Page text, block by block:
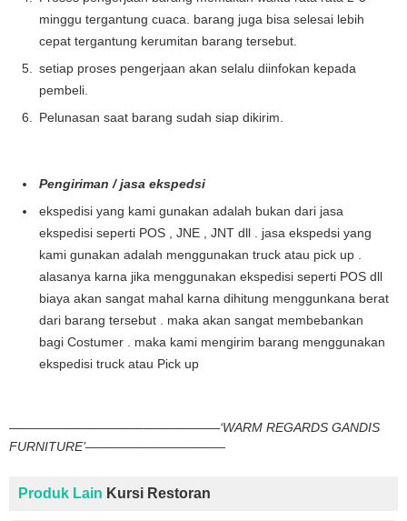
minggu tergantung cuaca. barang juga bisa selesai lebih
cepat tergantung kerumitan barang tersebut.
setiap proses pengerjaan akan selalu diinfokan kepada
pembeli.
Pelunasan saat barang sudah siap dikirim.
Pengiriman / jasa ekspedsi
ekspedisi yang kami gunakan adalah bukan dari jasa
ekspedisi seperti POS , JNE , JNT dll . jasa ekspedsi yang
kami gunakan adalah menggunakan truck atau pick up .
alasanya karna jika menggunakan ekspedisi seperti POS dll
biaya akan sangat mahal karna dihitung menggunkana berat
dari barang tersebut . maka akan sangat membebankan
bagi Costumer . maka kami mengirim barang menggunakan
ekspedisi truck atau Pick up
——————————–——————‘WARM REGARDS GANDIS
FURNITURE’———————————
Produk Lain Kursi Restoran